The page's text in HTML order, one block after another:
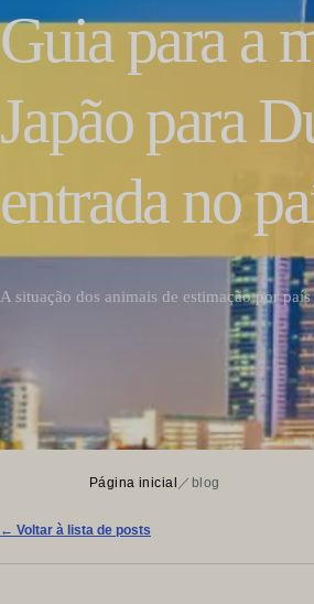
Guia para a
Japão para
entrada no
A situação dos animais de estimação por
Página inicial ／ blog
← Voltar à lista de posts